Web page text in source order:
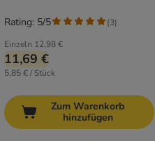
Einzeln 12,98 €
11,69 €
5,85 € / Stück
Rating: 5/5 (3)
Zum Warenkorb
hinzufügen